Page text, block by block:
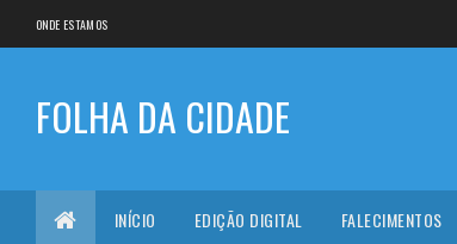
ONDE ESTAMOS
FOLHA DA CIDADE
INÍCIO EDIÇÃO DIGITAL FALECIMENTOS